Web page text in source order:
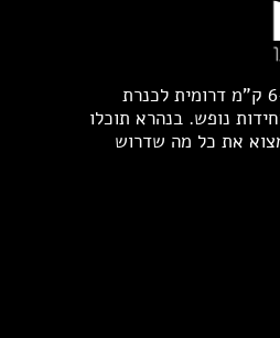
בקיבוץ אשדות יעקב, כ-6 ק"מ דרומית לכנרת
מתחם הכולל 44 יחידות נופש. בנהרא תוכלו
את כל מה שדרוש